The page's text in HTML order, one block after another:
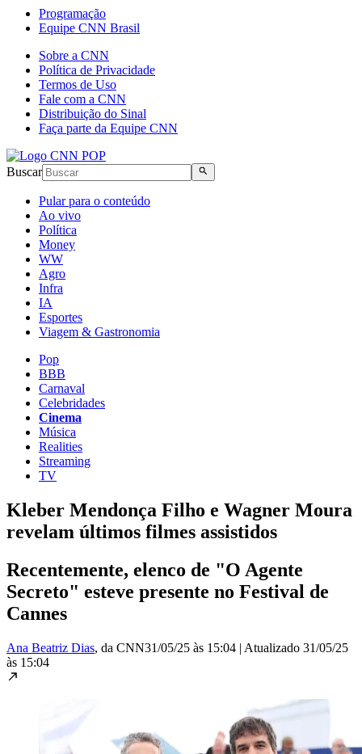
Programação
Equipe CNN Brasil
Sobre a CNN
Política de Privacidade
Termos de Uso
Fale com a CNN
Distribuição do Sinal
Faça parte da Equipe CNN
Buscar
Pular para o conteúdo
Ao vivo
Política
Money
WW
Agro
Infra
IA
Esportes
Viagem & Gastronomia
Pop
BBB
Carnaval
Celebridades
Cinema
Música
Realities
Streaming
TV
Kleber Mendonça Filho e Wagner Moura
revelam últimos filmes assistidos
Recentemente, elenco de "O Agente
Secreto" esteve presente no Festival de
Cannes
Ana Beatriz Dias, da CNN31/05/25 às 15:04 | Atualizado 31/05/25
às 15:04